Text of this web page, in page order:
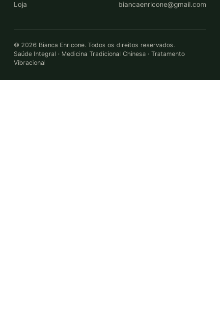
Loja
biancaenricone@gmail.com
© 2026 Bianca Enricone. Todos os direitos reservados.
Saúde Integral · Medicina Tradicional Chinesa · Tratamento
Vibracional